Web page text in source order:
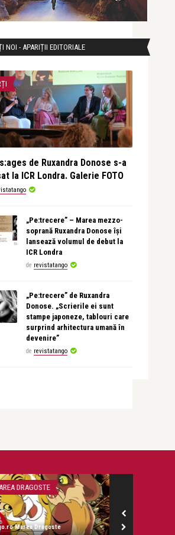
NOI - APARIȚII EDITORIALE
de Ruxandra Donose s-a
la ICR Londra. Galerie FOTO
„Pe:trecere” – Marea mezzo-
soprană Ruxandra Donose își
lansează volumul de debut la
ICR Londra
de revistatango
„Pe:trecere” de Ruxandra
Donose. „Scrierile ei sunt
stampe japoneze, tablouri care
surprind arhitectura umană în
devenire”
de revistatango
DRAGOSTE
Marea Dragoste